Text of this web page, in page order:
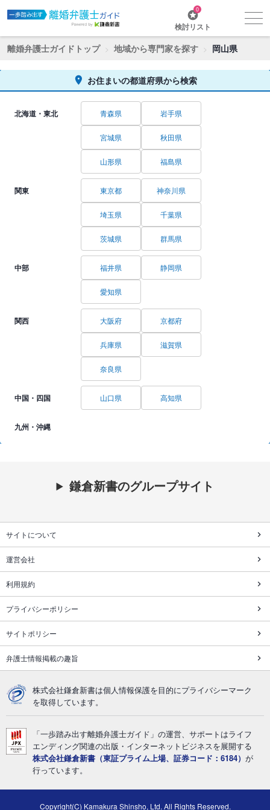
0
検討リスト
離婚弁護士ガイドトップ 地域から専門家を探す 岡山県
お住まいの都道府県から検索
北海道・東北 青森県 岩手県
宮城県 秋田県
山形県 福島県
関東 東京都 神奈川県
埼玉県 千葉県
茨城県 群馬県
中部 福井県 静岡県
愛知県
関西 大阪府 京都府
兵庫県 滋賀県
奈良県
中国・四国 山口県 高知県
九州・沖縄
鎌倉新書のグループサイト
サイトについて
運営会社
利用規約
プライバシーポリシー
サイトポリシー
弁護士情報掲載の趣旨
株式会社鎌倉新書は個人情報保護を目的にプライバシーマーク
を取得しています。
「一歩踏み出す離婚弁護士ガイド」の運営、サポートはライフ
エンディング関連の出版・インターネットビジネスを展開する
株式会社鎌倉新書（東証プライム上場、証券コード：6184） が
行っています。
Copyright(C) Kamakura Shinsho, Ltd. All Rights Reserved.